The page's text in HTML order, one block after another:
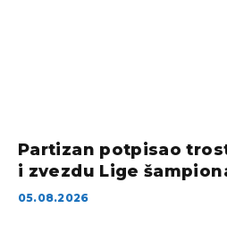
Partizan potpisao
i zvezdu Lige
05.08.2026